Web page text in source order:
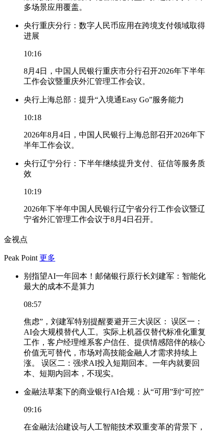
多场景应用覆盖。
央行重庆分行：数字人民币应用在跨境支付领域取得
进展
10:16
8月4日，中国人民银行重庆市分行召开2026年下半年
工作会议暨重庆外汇管理工作会议。
央行上海总部：提升“入境通Easy Go”服务能力
10:18
2026年8月4日，中国人民银行上海总部召开2026年下
半年工作会议。
央行辽宁分行：下半年继续提升支付、征信等服务质
效
10:19
2026年下半年中国人民银行辽宁省分行工作会议暨辽
宁省外汇管理工作会议于8月4日召开。
金视点
Peak Point 更多
别指望AI一年回本！邮储银行原行长刘建军：智能化
最大的成本不是算力
08:57
焦虑”，刘建军特别提醒要避开三大误区： 误区一：
AI会大规模替代人工。实际上机器仅替代标准化重复
工作，客户经理维系客户信任、提供情感陪伴的核心
价值无可替代，市场对高技能金融人才需求持续上
涨。 误区二：强求AI投入短期回本。一年内就要回
本、短期内回本，不现实。
金融法草案下的商业银行AI合规：从“可用”到“可控”
09:16
在金融法治建设与人工智能技术双重变革的背景下，